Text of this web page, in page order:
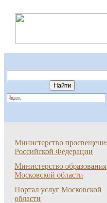
Министерство
Российской Федерации
Министерство образования
Московской области
Портал услуг Московской
области